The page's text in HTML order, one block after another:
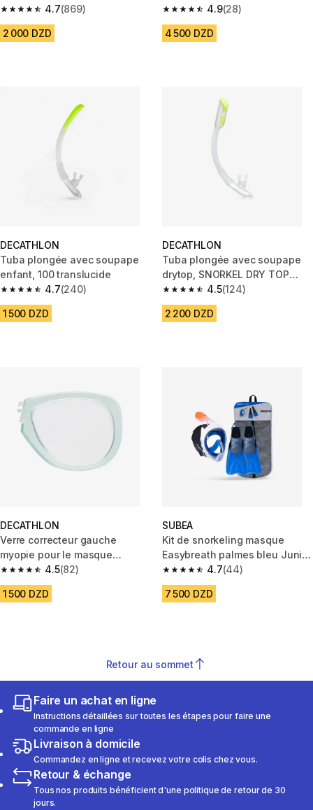
Translucide
4.7
4.7 out of 5 stars from 869 reviews
(869)
2 000 DZD
100 enfant Blanc
4.9
4.9 out of 5 stars from 28
(28)
4 500 DZD
DECATHLON
Tuba plongée avec soupape
enfant, 100 translucide
4.7
4.7 out of 5 stars from 240 reviews
(240)
1 500 DZD
DECATHLON
Tuba plongée avec soupape
drytop, SNORKEL DRY TOP
JUNIOR 100 Translucide
4.5
4.5 out of 5 stars from 124
(124)
2 200 DZD
DECATHLON
Verre correcteur gauche
myopie pour le masque
Easybreath vert menthe
4.5
4.5 out of 5 stars from 82 reviews
(82)
1 500 DZD
SUBEA
Kit de snorkeling masque
Easybreath palmes bleu Junior
/ Enfant
4.7
4.7 out of 5 stars from 44
(44)
7 500 DZD
Retour au sommet
Faire un achat en ligne
Instructions détaillées sur toutes les étapes pour faire une
commande en ligne
Livraison à domicile
Commandez en ligne et recevez votre colis chez vous.
Retour & échange
Tous nos produits bénéficient d'une politique de retour de 30
jours.